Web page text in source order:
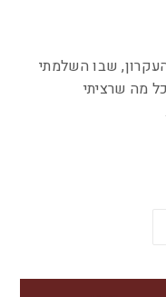
שבו השלמתי
מה שרציתי